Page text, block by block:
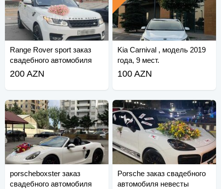
Range Rover sport заказ
свадебного автомобиля
жениха
200 AZN
Kia Carnival , модель 2019
года, 9 мест.
100 AZN
porscheboxster заказ
свадебного автомобиля
Porsche заказ свадебного
автомобиля невесты